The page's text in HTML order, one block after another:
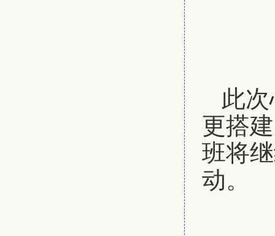
此
更搭
班将
动。